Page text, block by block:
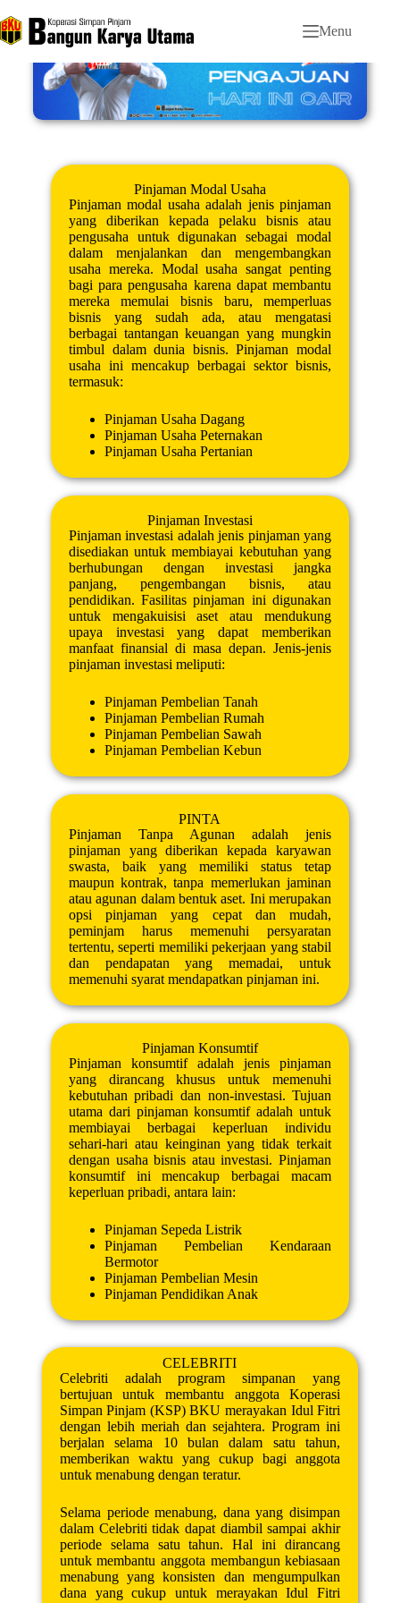
Menu
Pinjaman Modal Usaha
Pinjaman modal usaha adalah jenis pinjaman
yang diberikan kepada pelaku bisnis atau
pengusaha untuk digunakan sebagai modal
dalam menjalankan dan mengembangkan
usaha mereka. Modal usaha sangat penting
bagi para pengusaha karena dapat membantu
mereka memulai bisnis baru, memperluas
bisnis yang sudah ada, atau mengatasi
berbagai tantangan keuangan yang mungkin
timbul dalam dunia bisnis. Pinjaman modal
usaha ini mencakup berbagai sektor bisnis,
termasuk:
Pinjaman Usaha Dagang
Pinjaman Usaha Peternakan
Pinjaman Usaha Pertanian
Pinjaman Investasi
Pinjaman investasi adalah jenis pinjaman yang
disediakan untuk membiayai kebutuhan yang
berhubungan dengan investasi jangka
panjang, pengembangan bisnis, atau
pendidikan. Fasilitas pinjaman ini digunakan
untuk mengakuisisi aset atau mendukung
upaya investasi yang dapat memberikan
manfaat finansial di masa depan. Jenis-jenis
pinjaman investasi meliputi:
Pinjaman Pembelian Tanah
Pinjaman Pembelian Rumah
Pinjaman Pembelian Sawah
Pinjaman Pembelian Kebun
PINTA
Pinjaman Tanpa Agunan adalah jenis
pinjaman yang diberikan kepada karyawan
swasta, baik yang memiliki status tetap
maupun kontrak, tanpa memerlukan jaminan
atau agunan dalam bentuk aset. Ini merupakan
opsi pinjaman yang cepat dan mudah,
peminjam harus memenuhi persyaratan
tertentu, seperti memiliki pekerjaan yang stabil
dan pendapatan yang memadai, untuk
memenuhi syarat mendapatkan pinjaman ini.
Pinjaman Konsumtif
Pinjaman konsumtif adalah jenis pinjaman
yang dirancang khusus untuk memenuhi
kebutuhan pribadi dan non-investasi. Tujuan
utama dari pinjaman konsumtif adalah untuk
membiayai berbagai keperluan individu
sehari-hari atau keinginan yang tidak terkait
dengan usaha bisnis atau investasi. Pinjaman
konsumtif ini mencakup berbagai macam
keperluan pribadi, antara lain:
Pinjaman Sepeda Listrik
Pinjaman Pembelian Kendaraan
Bermotor
Pinjaman Pembelian Mesin
Pinjaman Pendidikan Anak
CELEBRITI
Celebriti adalah program simpanan yang
bertujuan untuk membantu anggota Koperasi
Simpan Pinjam (KSP) BKU merayakan Idul Fitri
dengan lebih meriah dan sejahtera. Program ini
berjalan selama 10 bulan dalam satu tahun,
memberikan waktu yang cukup bagi anggota
untuk menabung dengan teratur.
Selama periode menabung, dana yang disimpan
dalam Celebriti tidak dapat diambil sampai akhir
periode selama satu tahun. Hal ini dirancang
untuk membantu anggota membangun kebiasaan
menabung yang konsisten dan mengumpulkan
dana yang cukup untuk merayakan Idul Fitri